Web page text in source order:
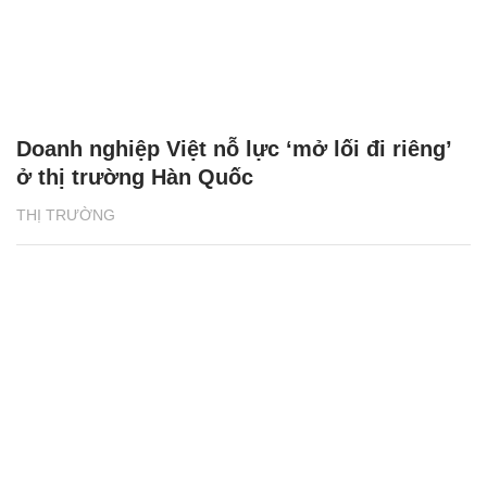
THỊ TRƯỜNG
Doanh nghiệp Việt nỗ lực ‘mở lối đi riêng’
ở thị trường Hàn Quốc